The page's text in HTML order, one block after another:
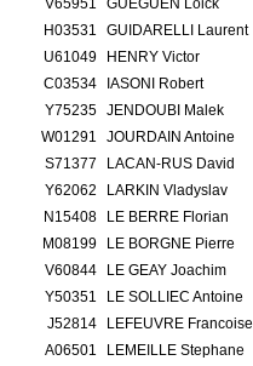
V65951
GUEGUEN Loick
H03531
GUIDARELLI Laurent
U61049
HENRY Victor
C03534
IASONI Robert
Y75235 JENDOUBI Malek
W01291
JOURDAIN Antoine
S71377
LACAN-RUS David
Y62062
LARKIN Vladyslav
N15408
LE BERRE Florian
M08199
LE BORGNE Pierre
V60844
LE GEAY Joachim
Y50351
LE SOLLIEC Antoine
J52814
LEFEUVRE Francoise
A06501
LEMEILLE Stephane